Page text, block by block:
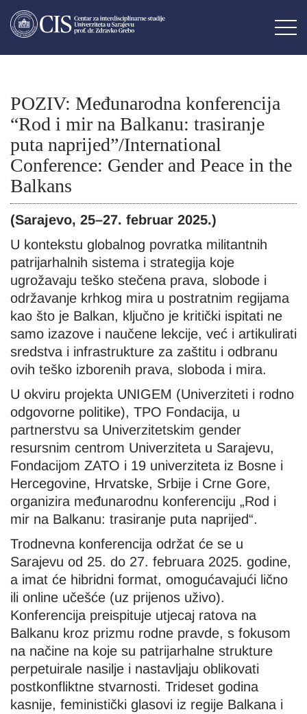
POZIV: Međunarodna konferencija
“Rod i mir na Balkanu: trasiranje
puta naprijed”/International
Conference: Gender and Peace in the
Balkans
(Sarajevo, 25–27. februar 2025.)
U kontekstu globalnog povratka militantnih
patrijarhalnih sistema i strategija koje
ugrožavaju teško stečena prava, slobode i
održavanje krhkog mira u postratnim regijama
kao što je Balkan, ključno je kritički ispitati ne
samo izazove i naučene lekcije, već i artikulirati
sredstva i infrastrukture za zaštitu i odbranu
ovih teško izborenih prava, sloboda i mira.
U okviru projekta UNIGEM (Univerziteti i rodno
odgovorne politike), TPO Fondacija, u
partnerstvu sa Univerzitetskim gender
resursnim centrom Univerziteta u Sarajevu,
Fondacijom ZATO i 19 univerziteta iz Bosne i
Hercegovine, Hrvatske, Srbije i Crne Gore,
organizira međunarodnu konferenciju „Rod i
mir na Balkanu: trasiranje puta naprijed“.
Trodnevna konferencija održat će se u
Sarajevu od 25. do 27. februara 2025. godine,
a imat će hibridni format, omogućavajući lično
ili online učešće (uz prijenos uživo).
Konferencija preispituje utjecaj ratova na
Balkanu kroz prizmu rodne pravde, s fokusom
na načine na koje su patrijarhalne strukture
perpetuirale nasilje i nastavljaju oblikovati
postkonfliktne stvarnosti. Trideset godina
kasnije, feministički glasovi iz regije Balkana i